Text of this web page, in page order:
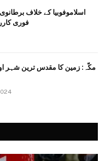
اسلاموفوبیا کے خلاف
فوری
مکّہ: زمین کا مقدس ترین شہر